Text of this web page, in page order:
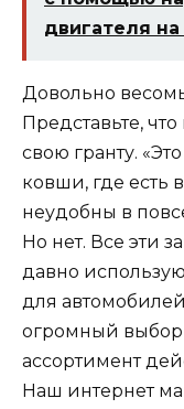
двигателя на
Довольно
Представьте,
свою гранту.
ковши, где есть
неудобны в
Но нет. Все эти
давно
для
огромный выбор
ассортимент
Наш интернет